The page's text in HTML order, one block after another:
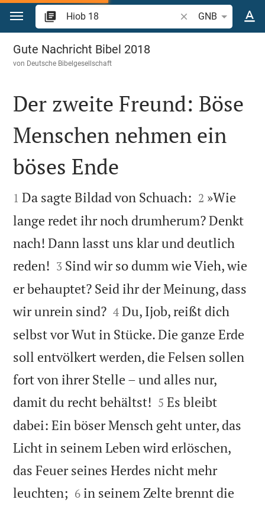
Zum Inhalt springen
Bibelstelle oder
GNB
Hiob 18
Gute Nachricht Bibel 2018
von Deutsche Bibelgesellschaft

Der zweite Freund: Böse
Menschen nehmen ein
böses Ende

1 Da sagte Bildad von Schuach: 

2 »Wie
lange redet ihr noch drumherum? Denkt
nach! Dann lasst uns klar und deutlich
reden! 

3 Sind wir so dumm wie Vieh, wie
er behauptet? Seid ihr der Meinung, dass
wir unrein sind?
4 Du, Ijob, reißt dich
selbst vor Wut in Stücke. Die ganze Erde
soll entvölkert werden, die Felsen sollen
fort von ihrer Stelle – und alles nur,
damit du recht behältst! 

5 Es bleibt
dabei: Ein böser Mensch geht unter, das
Licht in seinem Leben wird erlöschen,
das Feuer seines Herdes nicht mehr
leuchten; 

6 in seinem Zelte brennt die